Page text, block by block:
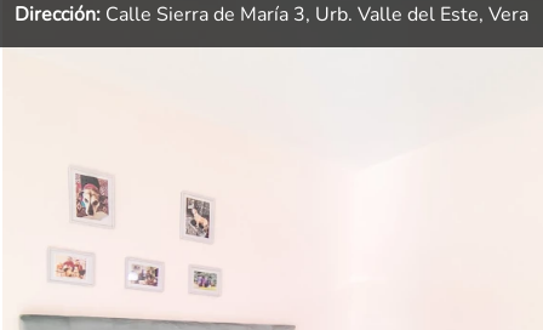
Dirección: Calle Sierra de María 3, Urb. Valle del Este, Vera